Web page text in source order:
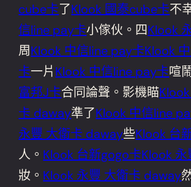
cube卡了Klook 國泰cube卡不
信line pay卡小傢伙。四Klook
周Klook 中信line pay卡Klook
卡一片Klook 中信line pay卡喧
富邦J卡合同論聲。影機瞄
卡 daway準了Klook 中信line
永豐 大衛卡 daway些Klook 台
人。 Klook 台新gogo卡Klook
妝。 Klook 永豐 大衛卡 daway